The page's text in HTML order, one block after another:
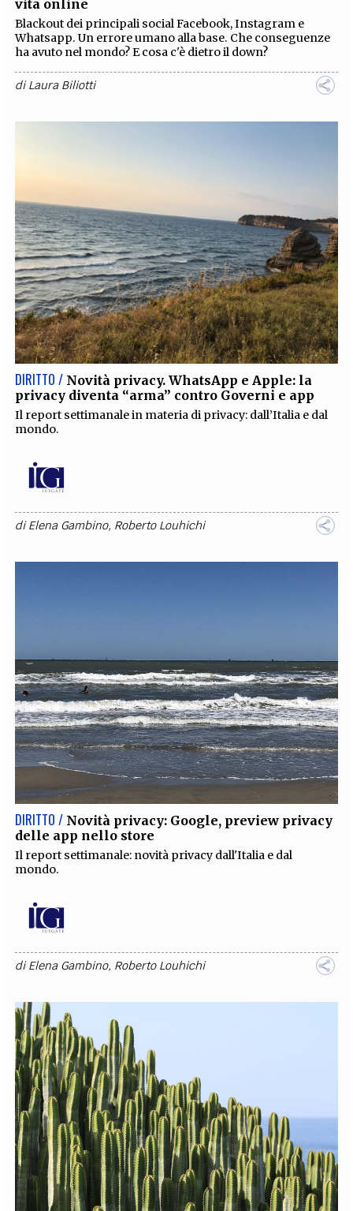
vita online
Blackout dei principali social Facebook, Instagram e
Whatsapp. Un errore umano alla base. Che conseguenze
ha avuto nel mondo? E cosa c'è dietro il down?
diLaura Biliotti
DIRITTO / Novità privacy. WhatsApp e Apple: la
privacy diventa “arma” contro Governi e app
Il report settimanale in materia di privacy: dall’Italia e dal
mondo.
diElena Gambino, Roberto Louhichi
DIRITTO / Novità privacy: Google, preview privacy
delle app nello store
Il report settimanale: novità privacy dall'Italia e dal
mondo.
diElena Gambino, Roberto Louhichi